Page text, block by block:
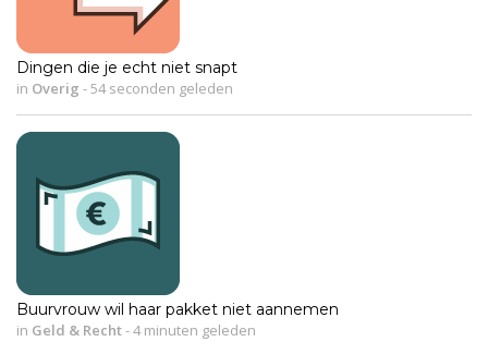
Dingen die je echt niet snapt
in Overig -54 seconden geleden
Buurvrouw wil haar pakket niet aannemen
in Geld & Recht-4 minuten geleden